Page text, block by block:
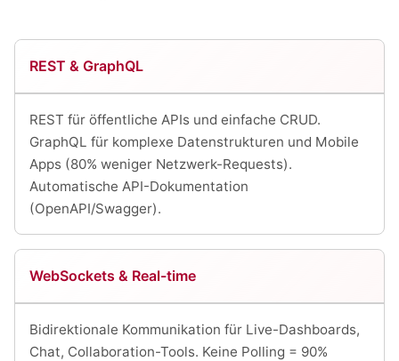
REST & GraphQL
REST für öffentliche APIs und einfache CRUD.
GraphQL für komplexe Datenstrukturen und Mobile
Apps (80% weniger Netzwerk-Requests).
Automatische API-Dokumentation
(OpenAPI/Swagger).
WebSockets & Real-time
Bidirektionale Kommunikation für Live-Dashboards,
Chat, Collaboration-Tools. Keine Polling = 90%